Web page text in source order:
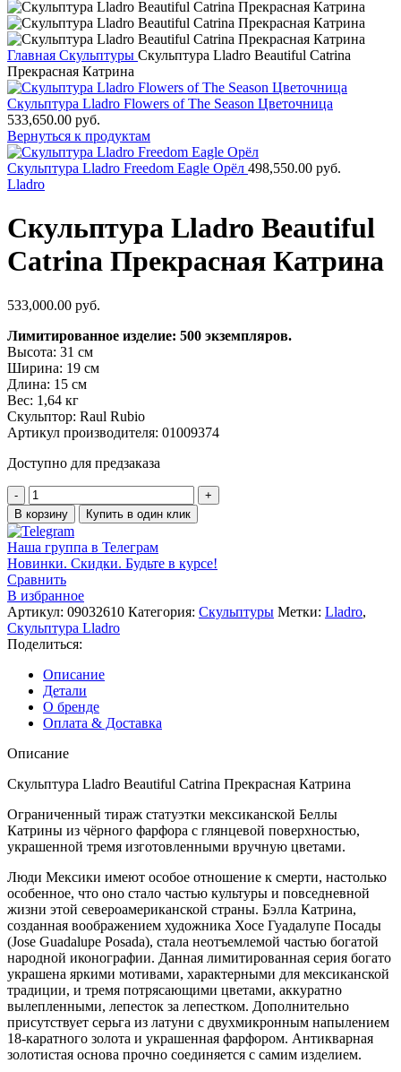
Главная Скульптуры Скульптура Lladro Beautiful Catrina
Прекрасная Катрина
Скульптура Lladro Flowers of The Season Цветочница
533,650.00 руб.
Вернуться к продуктам
Скульптура Lladro Freedom Eagle Орёл 498,550.00 руб.
Lladro
Скульптура Lladro Beautiful
Catrina Прекрасная Катрина
533,000.00 руб.
Лимитированное изделие: 500 экземпляров.
Высота: 31 см
Ширина: 19 см
Длина: 15 см
Вес: 1,64 кг
Скульптор: Raul Rubio
Артикул производителя: 01009374
Доступно для предзаказа
В корзину Купить в один клик
Наша группа в Телеграм
Новинки. Скидки. Будьте в курсе!
Сравнить
В избранное
Артикул: 09032610 Категория: Скульптуры Метки: Lladro,
Скульптура Lladro
Поделиться:
Описание
Детали
О бренде
Оплата & Доставка
Описание
Скульптура Lladro Beautiful Catrina Прекрасная Катрина
Ограниченный тираж статуэтки мексиканской Беллы
Катрины из чёрного фарфора с глянцевой поверхностью,
украшенной тремя изготовленными вручную цветами.
Люди Мексики имеют особое отношение к смерти, настолько
особенное, что оно стало частью культуры и повседневной
жизни этой североамериканской страны. Бэлла Катрина,
созданная воображением художника Хосе Гуадалупе Посады
(Jose Guadalupe Posada), стала неотъемлемой частью богатой
народной иконографии. Данная лимитированная серия богато
украшена яркими мотивами, характерными для мексиканской
традиции, и тремя потрясающими цветами, аккуратно
вылепленными, лепесток за лепестком. Дополнительно
присутствует серьга из латуни с двухмикронным напылением
18-каратного золота и украшенная фарфором. Антикварная
золотистая основа прочно соединяется с самим изделием.